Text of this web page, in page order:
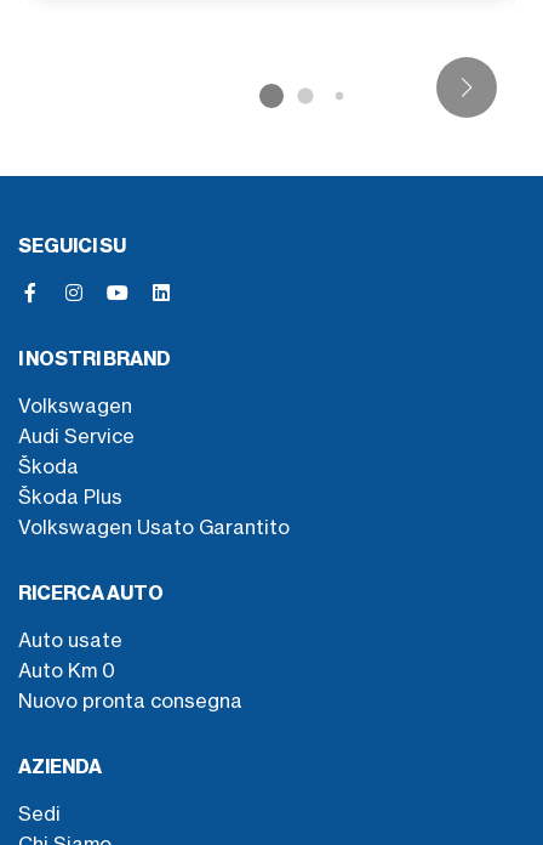
SEGUICI SU
I NOSTRI BRAND
Volkswagen
Audi Service
Škoda
Škoda Plus
Volkswagen Usato Garantito
RICERCA AUTO
Auto usate
Auto Km 0
Nuovo pronta consegna
AZIENDA
Sedi